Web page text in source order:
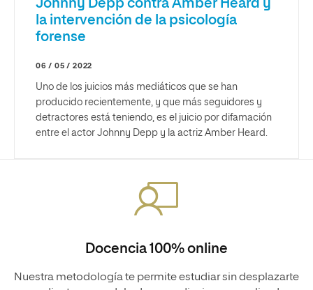
Johnny Depp contra Amber Heard y
la intervención de la psicología
forense
06 / 05 / 2022
Uno de los juicios más mediáticos que se han
producido recientemente, y que más seguidores y
detractores está teniendo, es el juicio por difamación
entre el actor Johnny Depp y la actriz Amber Heard.
Docencia 100% online
Nuestra metodología te permite estudiar sin desplazarte